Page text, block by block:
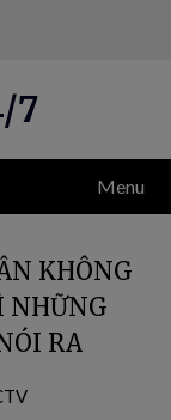
7
Menu
KHÔNG
NHỮNG
RA